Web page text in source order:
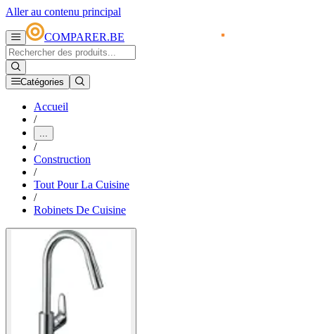
Aller au contenu principal
COMPARER.BE
Catégories
Accueil
/
...
/
Construction
/
Tout Pour La Cuisine
/
Robinets De Cuisine